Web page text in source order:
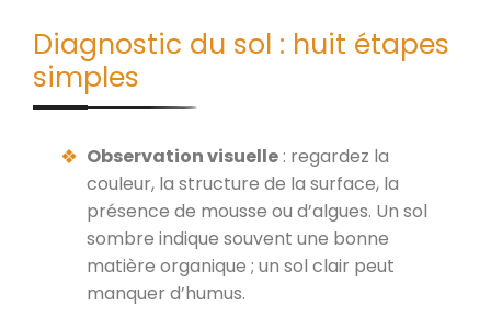
Diagnostic du sol : huit étapes
simples
Observation visuelle : regardez la
couleur, la structure de la surface, la
présence de mousse ou d’algues. Un sol
sombre indique souvent une bonne
matière organique ; un sol clair peut
manquer d’humus.